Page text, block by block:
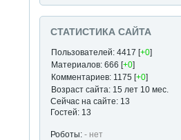
СТАТИСТИКА САЙТА
Пользователей: 4417 [+0]
Материалов: 666 [+0]
Комментариев: 1175 [+0]
Возраст сайта: 15 лет 10 мес.
Сейчас на сайте: 13
Гостей: 13
Роботы:- нет